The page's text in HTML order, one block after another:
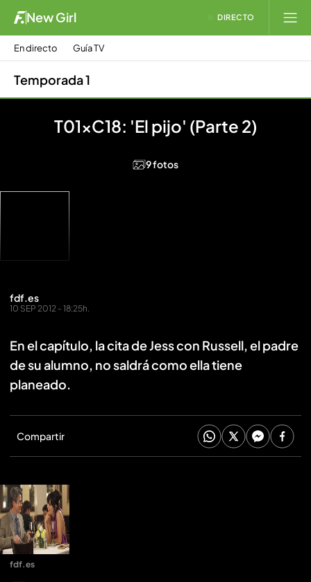
New Girl DIRECTO
En directo Guía TV
Temporada 1
T01xC18: 'El pijo' (Parte 2)
9 fotos
fdf.es
10 SEP 2012 - 18:25h.
En el capítulo, la cita de Jess con Russell, el padre
de su alumno, no saldrá como ella tiene
planeado.
Compartir
fdf.es